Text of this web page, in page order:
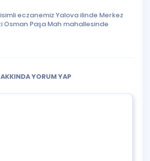
eczanemiz Yalova ilinde Merkez
Osman Paşa Mah mahallesinde
YORUM YAP